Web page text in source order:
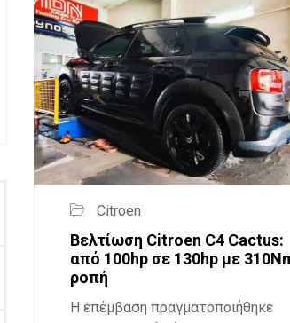
Citroen
Βελτίωση Citroen C4 Cactus:
από 100hp σε 130hp με
ροπή
Η επέμβαση πραγματοποιήθηκε